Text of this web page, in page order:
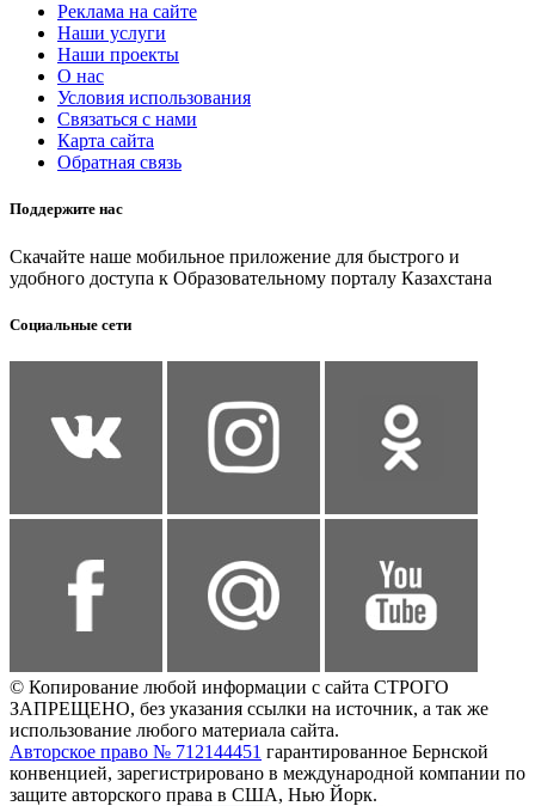
Реклама на сайте
Наши услуги
Наши проекты
О нас
Условия использования
Связаться с нами
Карта сайта
Обратная связь
Поддержите нас
Скачайте наше мобильное приложение для быстрого и
удобного доступа к Образовательному порталу Казахстана
Социальные сети
© Копирование любой информации с сайта СТРОГО
ЗАПРЕЩЕНО, без указания ссылки на источник, а так же
использование любого материала сайта.
Авторское право № 712144451 гарантированное Бернской
конвенцией, зарегистрировано в международной компании по
защите авторского права в США, Нью Йорк.